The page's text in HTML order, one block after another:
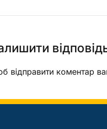
відправити коментар